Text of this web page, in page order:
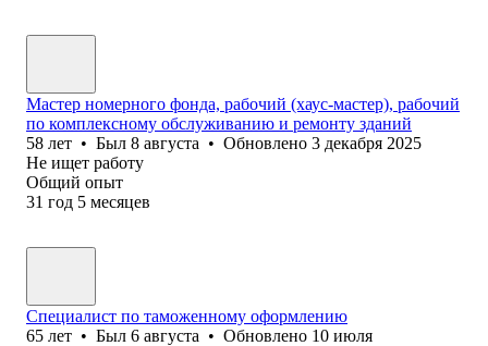
Мастер номерного фонда, рабочий (хаус-мастер), рабочий
по комплексному обслуживанию и ремонту зданий
58 лет • Был 8 августа • Обновлено 3 декабря 2025
Не ищет работу
Общий опыт
31 год 5 месяцев
Специалист по таможенному оформлению
65 лет • Был 6 августа • Обновлено 10 июля